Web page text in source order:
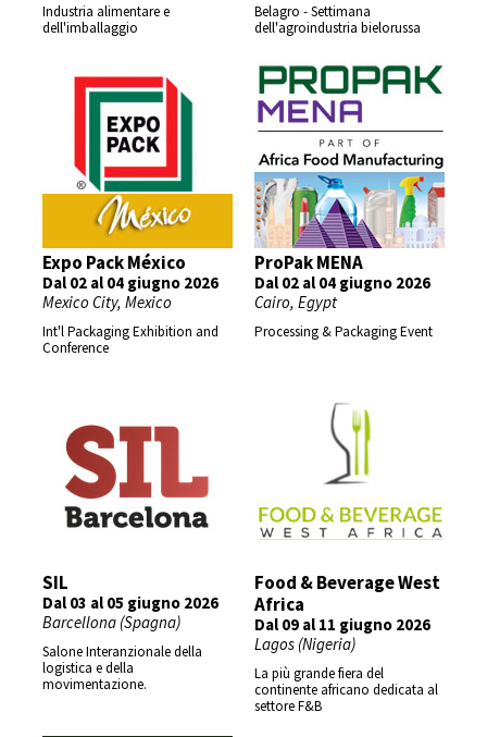
Industria alimentare e
dell'imballaggio
Belagro -Settimana
dell'agroindustria bielorussa
Expo Pack México
Dal 02 al 04 giugno 2026
Mexico City, Mexico
Int'l Packaging Exhibition and
Conference
ProPak MENA
Dal 02 al 04 giugno 2026
Cairo, Egypt
Processing & Packaging Event
SIL
Dal 03 al 05 giugno 2026
Barcellona (Spagna)
Salone Interanzionale della
logistica e della
movimentazione.
Food & Beverage West
Africa
Dal 09 al 11 giugno 2026
Lagos (Nigeria)
La più grande fiera del
continente africano dedicata al
settore F&B